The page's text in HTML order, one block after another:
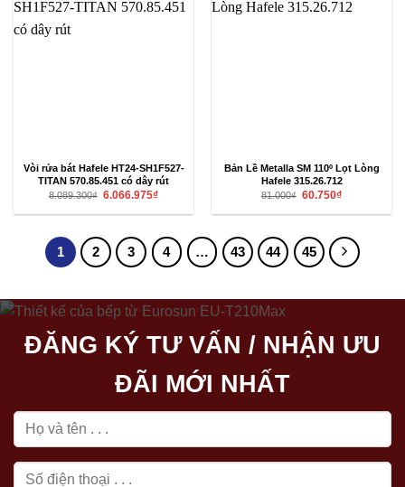
Vòi rửa bát Hafele HT24-SH1F527-
TITAN 570.85.451 có dây rút
8.089.300₫ Giá
là:
6.066.975₫Giá
tại
Bản Lề Metalla SM 110º Lọt Lòng
Hafele 315.26.712
81.000₫ Giá
là:
60.750₫Giá
tại
1 2 3 4 … 43 44 45
ĐĂNG KÝ TƯ VẤN / NHẬN ƯU
ĐÃI MỚI NHẤT